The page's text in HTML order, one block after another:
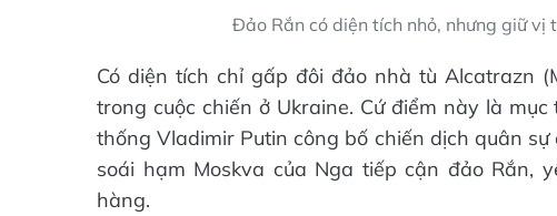
Đảo Rắn có diện tích nhỏ, nhưng giữ vị
Có diện tích chỉ gấp đôi đảo nhà tù Alcatrazn
trong cuộc chiến ở Ukraine. Cứ điểm này là
thống Vladimir Putin công bố chiến dịch quân
soái hạm Moskva của Nga tiếp cận đảo Rắn,
hàng.